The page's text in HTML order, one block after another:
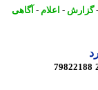
-اعلام -آگاهی